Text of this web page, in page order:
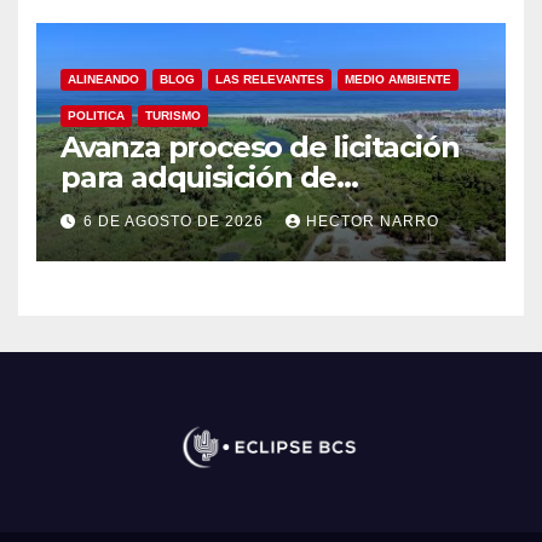
ALINEANDO BLOG LAS RELEVANTES MEDIO AMBIENTE
POLITICA TURISMO
Avanza proceso de licitación
para adquisición de
maquinaria del Plan de
Regeneración del Estero
Josefino
6 DE AGOSTO DE 2026 HECTOR NARRO